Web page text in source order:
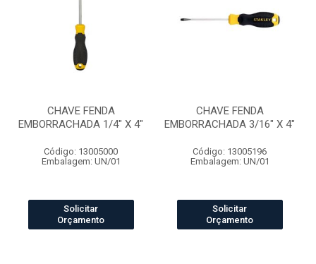
CHAVE FENDA
EMBORRACHADA 1/4" X 4"
Código: 13005000
Embalagem: UN/01
Solicitar
Orçamento
CHAVE FENDA
EMBORRACHADA 3/16" X 4"
Código: 13005196
Embalagem: UN/01
Solicitar
Orçamento